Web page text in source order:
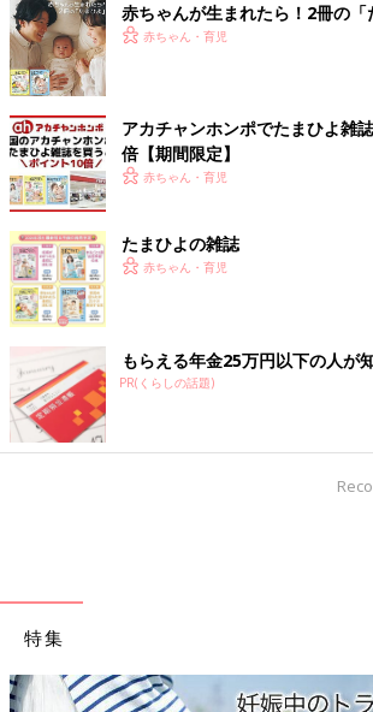
スウェーデンのショッピングモールの子ども服売り場は、
いません。
――日本の子どもたちの間では最近でもお友だ
「女みたい」「男みたい」というなどのジェ
感じます。
ます。子どもは親の影響を強く受けますし、
の多い国でもあるので、もともと暮らしてい
観があると、そういうジェンダー差別をする
す。でも、学校でそのような子どもの発言が
長く伸ばして三つ編みにした先にリボンをつ
ダーにとらわれない言葉や話し方をすること
どもはその大人の姿を見て学ぶ、という考え
赤ちゃんが生まれたら！2冊の「
赤ちゃん・育児
アカチャンホンポでたまひよ雑
倍【期間限定】
赤ちゃん・育児
たまひよの雑誌
赤ちゃん・育児
もらえる年金25万円以下の人が
PR(くらしの話題)
特集